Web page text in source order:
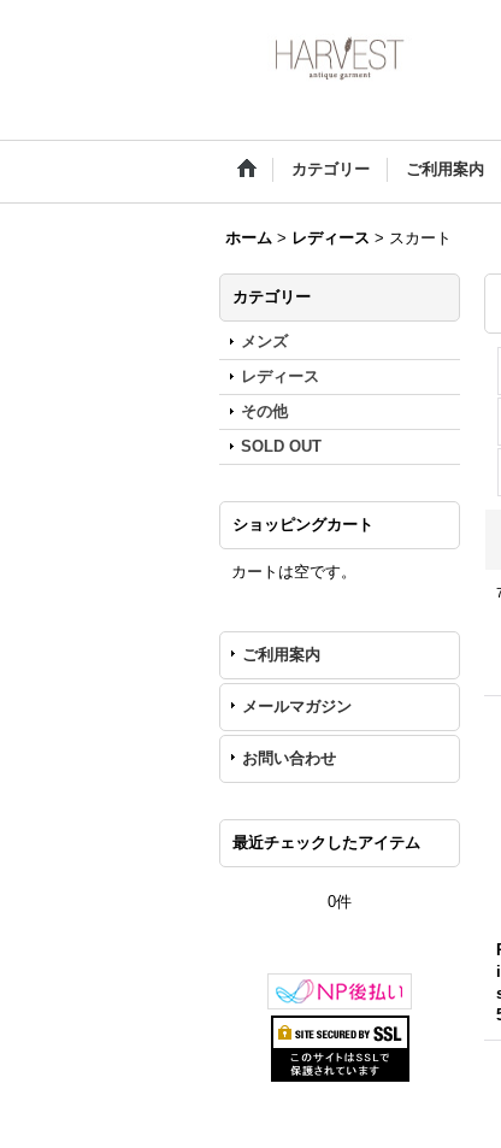
カテゴリー ご利用案内
ホーム > レディース > スカート
カテゴリー
メンズ
レディース
その他
SOLD OUT
ショッピングカート
カートは空です。
ご利用案内
メールマガジン
お問い合わせ
最近チェックしたアイテム
0件